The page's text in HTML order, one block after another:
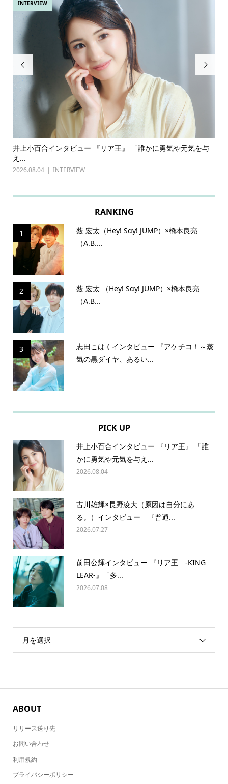

井上小百合インタビュー 『リア王』 「誰かに勇気や元気を与
え...
2026.08.04 INTERVIEW
INTERVIEW

RANKING
1
薮 宏太（Hey! Sɑy! JUMP）×橋本良亮
（A.B....
2
薮 宏太 （Hey! Sɑy! JUMP）×橋本良亮
（A.B...
3
志田こはくインタビュー 『アケチコ！～蒸
気の黒ダイヤ、あるい...
PICK UP
井上小百合インタビュー 『リア王』 「誰
かに勇気や元気を与え...
2026.08.04
古川雄輝×長野凌大（原因は自分にあ
る。）インタビュー 『普通...
2026.07.27
前田公輝インタビュー 『リア王 -KING
LEAR-』「多...
2026.07.08
月を選択
ABOUT
リリース送り先
お問い合わせ
利用規約
プライバシーポリシー